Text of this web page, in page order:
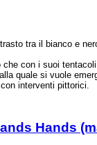
tra il bianco e
con i suoi
quale si vuole
interventi pittorici.
Hands